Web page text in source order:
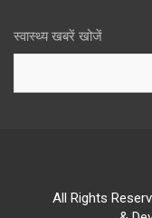
स्वास्थ्य खबरें खोजें
All Rights